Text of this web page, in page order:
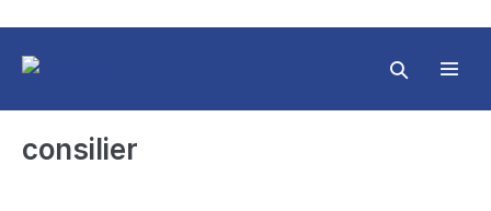
content
Search
consilier